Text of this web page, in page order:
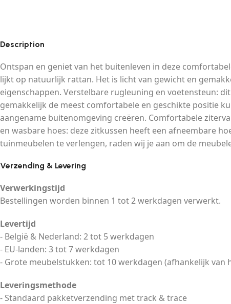
Description
Ontspan en geniet van het buitenleven in deze
lijkt op natuurlijk rattan. Het is licht van gewicht en
eigenschappen. Verstelbare rugleuning en voetensteun:
gemakkelijk de meest comfortabele en geschikte positie
aangename buitenomgeving creëren. Comfortabele
en wasbare hoes: deze zitkussen heeft een afneembare
tuinmeubelen te verlengen, raden wij je aan om de
Verzending & Levering
Verwerkingstijd
Bestellingen worden binnen 1 tot 2 werkdagen verwerkt.
Levertijd
- België & Nederland: 2 tot 5 werkdagen
- EU-landen: 3 tot 7 werkdagen
- Grote meubelstukken: tot 10 werkdagen (afhankelijk van
Leveringsmethode
- Standaard pakketverzending met track & trace